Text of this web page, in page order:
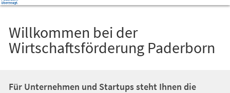
Willkommen bei der
Wirtschaftsförderung Paderborn
Für Unternehmen und Startups steht Ihnen die